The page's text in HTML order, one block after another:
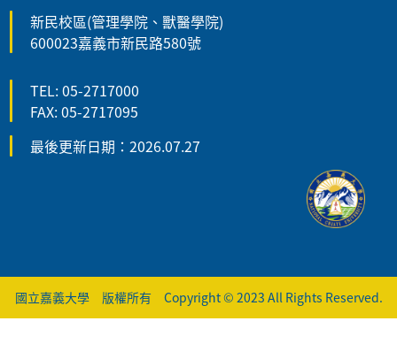
新民校區(管理學院、獸醫學院)
600023嘉義市新民路580號
TEL: 05-2717000
FAX: 05-2717095
最後更新日期：2026.07.27
國立嘉義大學 版權所有 Copyright © 2023 All Rights Reserved.